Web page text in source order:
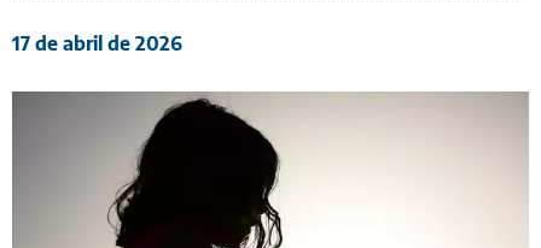
17 de abril de 2026